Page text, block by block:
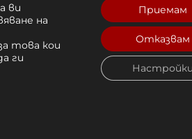
ви
на
това кои
ги
Приемам
Отказвам